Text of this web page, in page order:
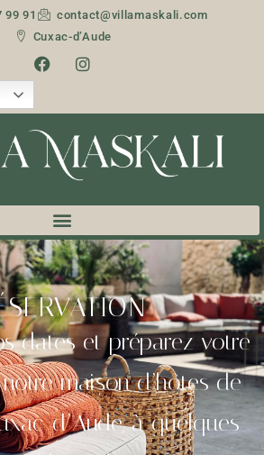
99 91
contact@villamaskali.com
Cuxac-d’Aude
dates et préparez votre
maison d’hôtes de
d’Aude, à quelques